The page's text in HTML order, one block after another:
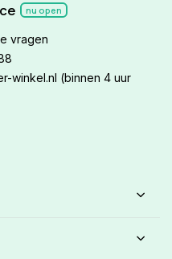
nu open
vragen
winkel.nl (binnen 4 uur